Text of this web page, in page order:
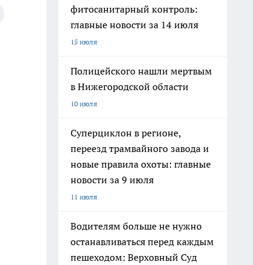
фитосанитарный контроль:
главные новости за 14 июля
15 июля
Полицейского нашли мертвым
в Нижегородской области
10 июля
Суперциклон в регионе,
переезд трамвайного завода и
новые правила охоты: главные
новости за 9 июля
11 июля
Водителям больше не нужно
останавливаться перед каждым
пешеходом: Верховный Суд